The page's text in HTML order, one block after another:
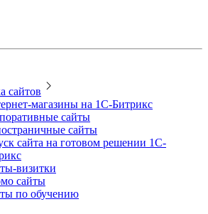
сайтов
магазины на 1С-Битрикс
сайты
сайты
сайта на готовом решении 1С-
визитки
сайты
по обучению